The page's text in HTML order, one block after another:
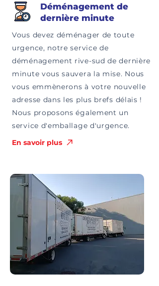
Déménagement de
dernière minute
Vous devez déménager de toute
urgence, notre service de
déménagement rive-sud de dernière
minute vous sauvera la mise. Nous
vous emmènerons à votre nouvelle
adresse dans les plus brefs délais !
Nous proposons également un
service d'emballage d'urgence.
En savoir plus